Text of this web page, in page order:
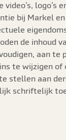
logo’s
bij Markel
de inhoud
aan te
te wijzigen of
stellen aan
schriftelijk